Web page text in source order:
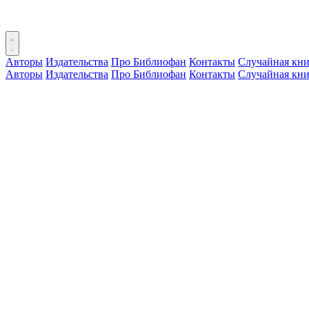
Авторы Издательства Про Библиофан Контакты Случайная
Авторы Издательства Про Библиофан Контакты Случайная